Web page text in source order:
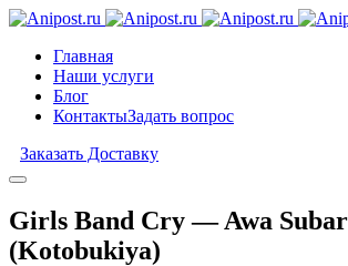
Главная
Наши услуги
Блог
КонтактыЗадать вопрос
Заказать Доставку
Girls Band Cry — Awa
(Kotobukiya)